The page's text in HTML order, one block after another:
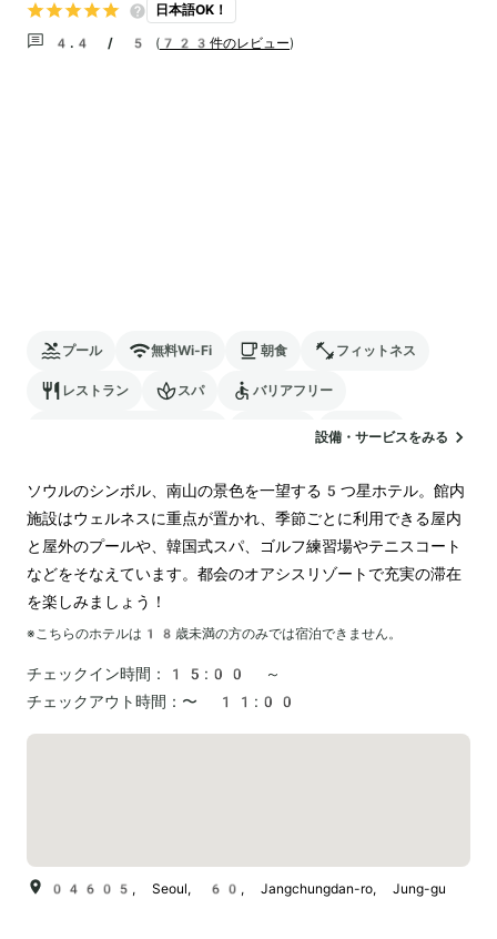
日本語OK！
4.4 / 5 ( 723件のレビュー)
プール 無料Wi-Fi 朝食 フィットネス
レストラン スパ バリアフリー
駐車場
設備・サービスをみる
ソウルのシンボル、南山の景色を一望する5つ星ホテル。館内
施設はウェルネスに重点が置かれ、季節ごとに利用できる屋内
と屋外のプールや、韓国式スパ、ゴルフ練習場やテニスコート
などをそなえています。都会のオアシスリゾートで充実の滞在
を楽しみましょう！
※こちらのホテルは 18 歳未満の方のみでは宿泊できません。
チェックイン時間：
15:00 ～
チェックアウト時間： 〜 11:00
04605, Seoul, 60, Jangchungdan-ro, Jung-gu